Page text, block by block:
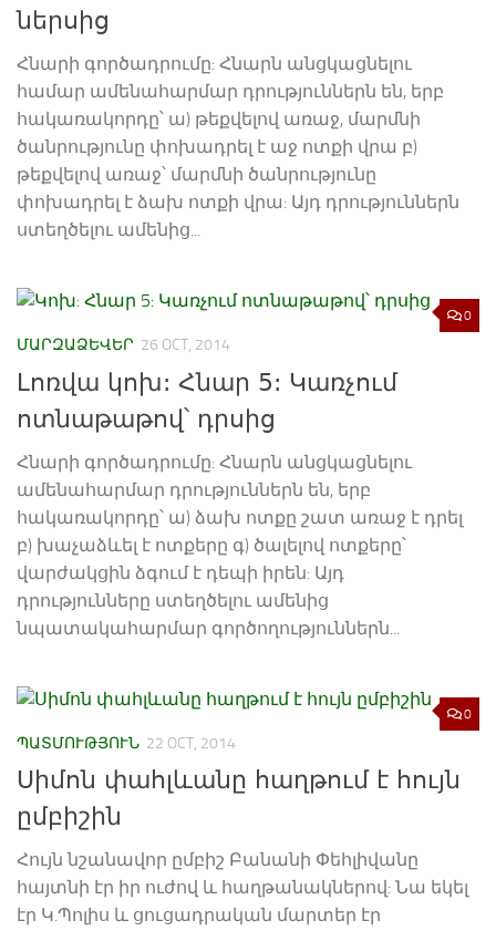
ներսից
Հնարի գործադրումը: Հնարն անցկացնելու
համար ամենահարմար դրություններն են, երբ
հակառակորդը՝ ա) թեքվելով առաջ, մարմնի
ծանրությունը փոխադրել է աջ ոտքի վրա բ)
թեքվելով առաջ՝ մարմնի ծանրությունը
փոխադրել է ձախ ոտքի վրա: Այդ դրություններն
ստեղծելու ամենից...
0
ՄԱՐԶԱՁԵՎԵՐ 26 OCT, 2014
Լոռվա կոխ: Հնար 5: Կառչում
ոտնաթաթով՝ դրսից
Հնարի գործադրումը: Հնարն անցկացնելու
ամենահարմար դրություններն են, երբ
հակառակորդը՝ ա) ձախ ոտքը շատ առաջ է դրել
բ) խաչաձևել է ոտքերը գ) ծալելով ոտքերը՝
վարժակցին ձգում է դեպի իրեն: Այդ
դրությունները ստեղծելու ամենից
նպատակահարմար գործողություններն...
0
ՊԱՏՄՈՒԹՅՈՒՆ 22 OCT, 2014
Սիմոն փահլևանը հաղթում է հույն
ըմբիշին
Հույն նշանավոր ըմբիշ Բանանի Փեհլիվանը
հայտնի էր իր ուժով և հաղթանակներով: Նա եկել
էր Կ.Պոլիս և ցուցադրական մարտեր էր